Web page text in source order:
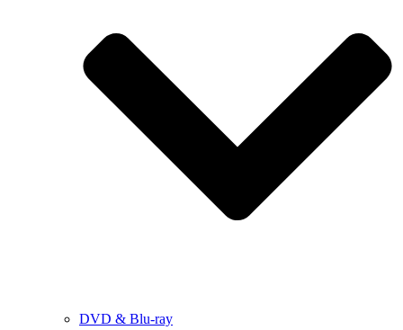
DVD & Blu-ray